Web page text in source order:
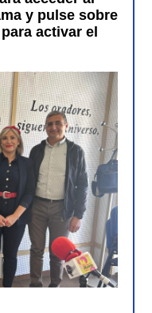
y pulse sobre
activar el